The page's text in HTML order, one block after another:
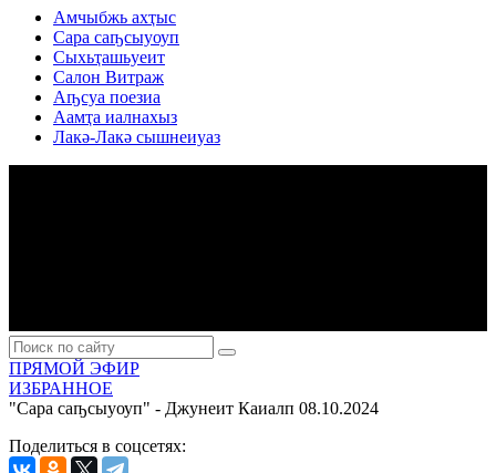
Амчыбжь ахҭыс
Сара саҧсыуоуп
Сыхьҭашьуеит
Салон Витраж
Аҧсуа поезиа
Аамҭа иалнахыз
Лакә-Лакә сышнеиуаз
ПРЯМОЙ ЭФИР
ИЗБРАННОЕ
"Сара саҧсыуоуп" - Джунеит Каиалп 08.10.2024
Поделиться в соцсетях: